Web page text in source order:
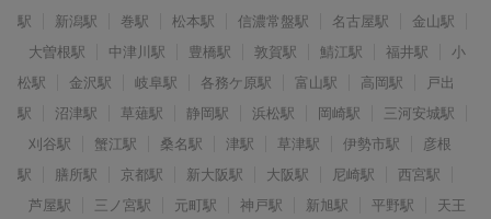
駅
新潟駅 巻駅 松本駅 信濃常盤駅 名古屋駅
金山駅
大曽根駅
中津川駅 豊橋駅 敦賀駅 鯖江駅 福井駅
小
松駅
金沢駅 岐阜駅 各務ケ原駅 富山駅 高岡駅
戸出
駅
沼津駅 草薙駅 静岡駅 浜松駅 岡崎駅
三河安城駅
刈谷駅
蟹江駅 桑名駅 津駅 草津駅 伊勢市駅
彦根
駅
膳所駅 京都駅 新大阪駅 大阪駅 尼崎駅
西宮駅
芦屋駅
三ノ宮駅 元町駅 神戸駅 新旭駅 平野駅
天王